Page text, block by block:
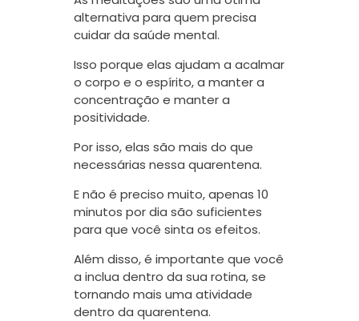
alternativa para quem precisa
cuidar da saúde mental.
Isso porque elas ajudam a acalmar
o corpo e o espírito, a manter a
concentração e manter a
positividade.
Por isso, elas são mais do que
necessárias nessa quarentena.
E não é preciso muito, apenas 10
minutos por dia são suficientes
para que você sinta os efeitos.
Além disso, é importante que você
a inclua dentro da sua rotina, se
tornando mais uma atividade
dentro da quarentena.